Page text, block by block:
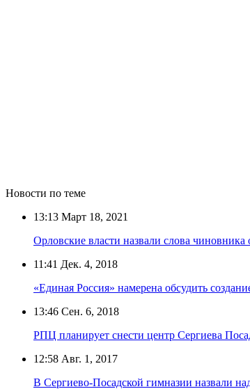
Новости по теме
13:13 Март 18, 2021
Орловские власти назвали слова
11:41 Дек. 4, 2018
«Единая Россия» намерена обсудить
13:46 Сен. 6, 2018
РПЦ планирует снести центр Сергиева
12:58 Авг. 1, 2017
В Сергиево-Посадской гимназии назвали